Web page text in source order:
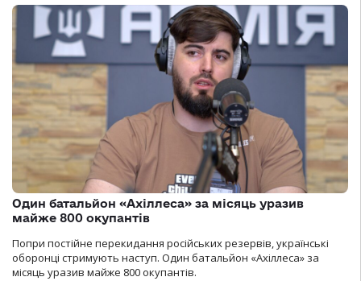
Один батальйон «Ахіллеса» за місяць уразив
майже 800 окупантів
Попри постійне перекидання російських резервів, українські
оборонці стримують наступ. Один батальйон «Ахіллеса» за
місяць уразив майже 800 окупантів.